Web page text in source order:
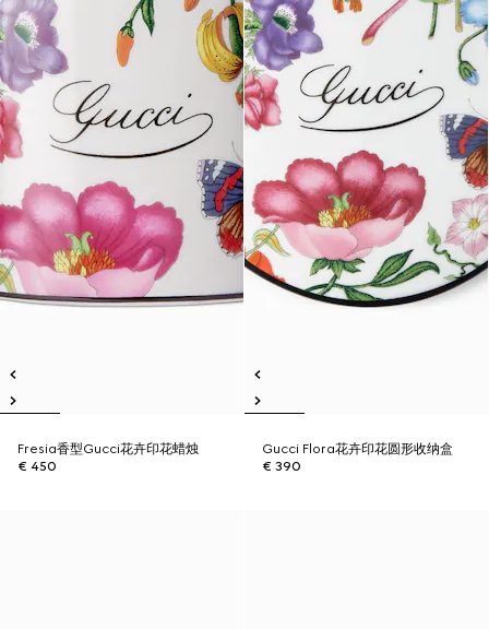
Fresia香型Gucci花卉印花蜡烛
€ 450
Gucci Flora花卉印花圆形收纳盒
€ 390